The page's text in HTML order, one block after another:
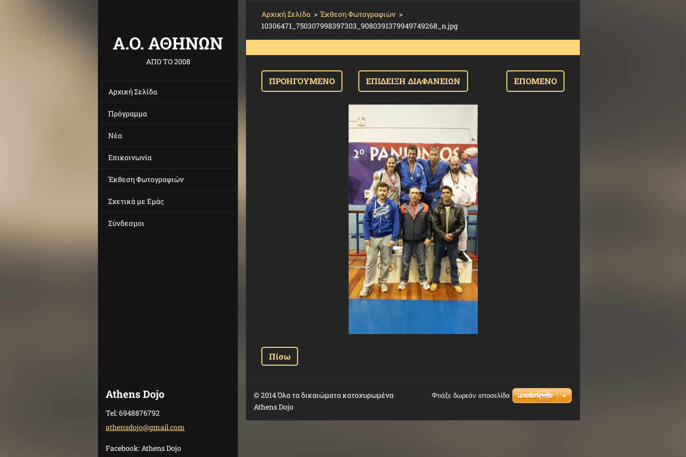
Α.O. ΑΘΗΝΩΝ
ΑΠΟ ΤΟ 2008
Αρχική Σελίδα
Πρόγραμμα
Νέα
Επικοινωνία
Έκθεση Φωτογραφιών
Σχετικά με Eμάς
Σύνδεσμοι
Athens Dojo
Tel: 6948876792
athensdojo@gmail.com
Facebook: Athens Dojo
Αρχική Σελίδα > Έκθεση Φωτογραφιών >
10306471_750307998397303_9080391379949749268_n.jpg
ΠΡΟΗΓΟΎΜΕΝΟ ΕΠΊΔΕΙΞΗ ΔΙΑΦΑΝΕΙΏΝ ΕΠΌΜΕΝΟ
Πίσω
© 2014 Όλα τα δικαιώματα κατοχυρωμένα
Athens Dojo
Φτιάξε δωρεάν ιστοσελίδα